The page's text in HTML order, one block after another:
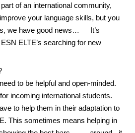
of an international community,
your language skills, but you
we have good news…
It’s
ELTE’s searching for new
to be helpful and open-minded.
incoming international students.
to help them in their adaptation to
This sometimes means helping in